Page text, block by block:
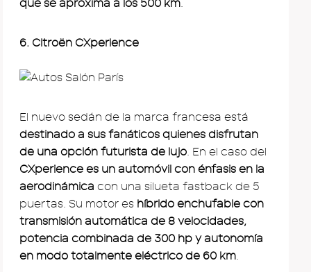
que se aproxima a los 500 km.
6. Citroën CXperience
El nuevo sedán de la marca francesa está
destinado a sus fanáticos quienes disfrutan
de una opción futurista de lujo. En el caso del
CXperience es un automóvil con énfasis en la
aerodinámica con una silueta fastback de 5
puertas. Su motor es híbrido enchufable con
transmisión automática de 8 velocidades,
potencia combinada de 300 hp y autonomía
en modo totalmente eléctrico de 60 km.